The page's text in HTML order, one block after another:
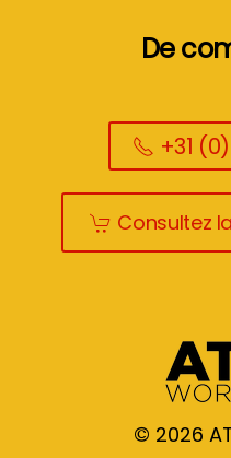
De
+31
Consultez
© 2026